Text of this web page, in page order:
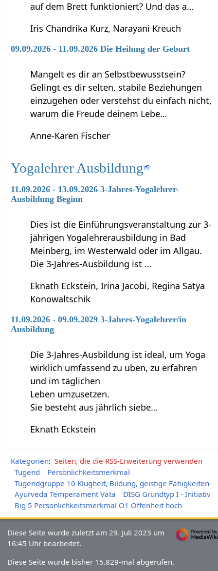
auf dem Brett funktioniert? Und das a…
Iris Chandrika Kurz, Narayani Kreuch
09.09.2026 - 11.09.2026 Die Heilung der Geburt
Mangelt es dir an Selbstbewusstsein?
Gelingt es dir selten, stabile Beziehungen
einzugehen oder verstehst du einfach nicht,
warum die Freude deinem Lebe…
Anne-Karen Fischer
Yogalehrer Ausbildung
11.09.2026 - 13.09.2026 3-Jahres-Yogalehrer-
Ausbildung Beginn
Dies ist die Einführungsveranstaltung zur 3-
jährigen Yogalehrerausbildung in Bad
Meinberg, im Westerwald oder im Allgäu.
Die 3-Jahres-Ausbildung ist …
Eknath Eckstein, Irina Jacobi, Regina Satya
Konowaltschik
11.09.2026 - 09.09.2029 3-Jahres-Yogalehrer/in
Ausbildung
Die 3-Jahres-Ausbildung ist ideal, um Yoga
wirklich umfassend zu üben, zu erfahren
und im täglichen
Leben umzusetzen.
Sie besteht aus jährlich siebe…
Eknath Eckstein
Kategorien: Seiten, die die RSS-Erweiterung verwenden
Tugend
Persönlichkeitsmerkmal
Tugendgruppe 10 Klugheit, Bildung, geistige Fähigkeiten
Ayurveda Temperament Vata
DISG Grundtyp I - Initiativ
Big 5 Persönlichkeitsmerkmal O1 Offenheit hoch
Diese Seite wurde zuletzt am 29. Juli 2023 um
16:45 Uhr bearbeitet.
Diese Seite wurde bisher 15.829-mal abgerufen.